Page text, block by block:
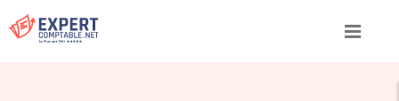
Menu